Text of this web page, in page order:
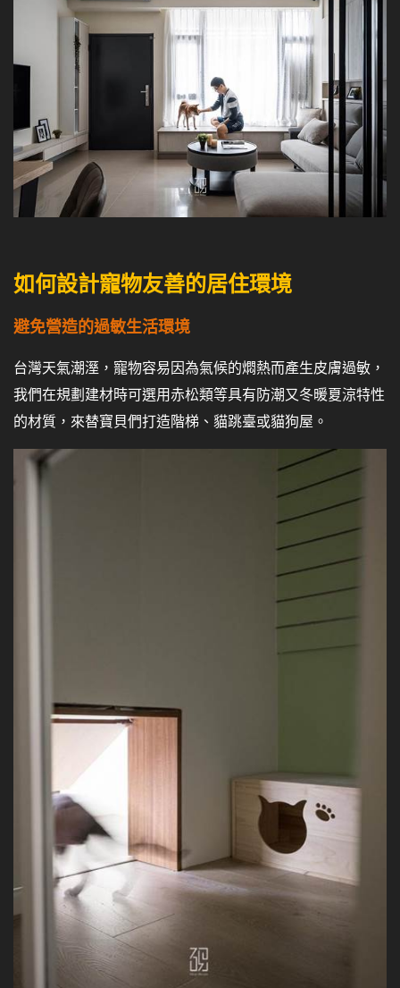
如何設計寵物友善的居住環境
避免營造的過敏生活環境
台灣天氣潮溼，寵物容易因為氣候的燜熱而產生皮膚過敏，
我們在規劃建材時可選用赤松類等具有防潮又冬暖夏涼特性
的材質，來替寶貝們打造階梯、貓跳臺或貓狗屋。